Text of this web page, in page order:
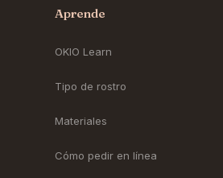
Aprende
OKIO Learn
Tipo de rostro
Materiales
Cómo pedir en línea